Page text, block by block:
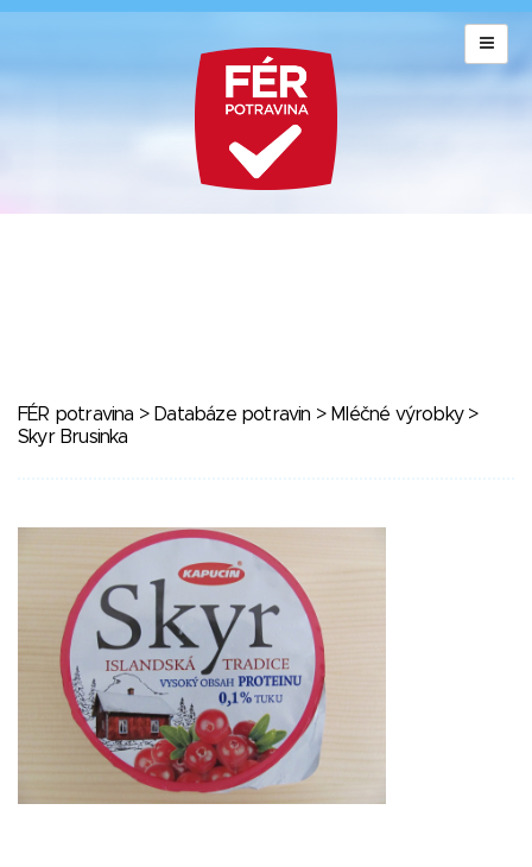
FÉR potravina > Databáze potravin > Mléčné výrobky>
Skyr Brusinka